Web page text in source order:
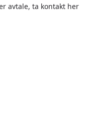
avtale, ta kontakt her